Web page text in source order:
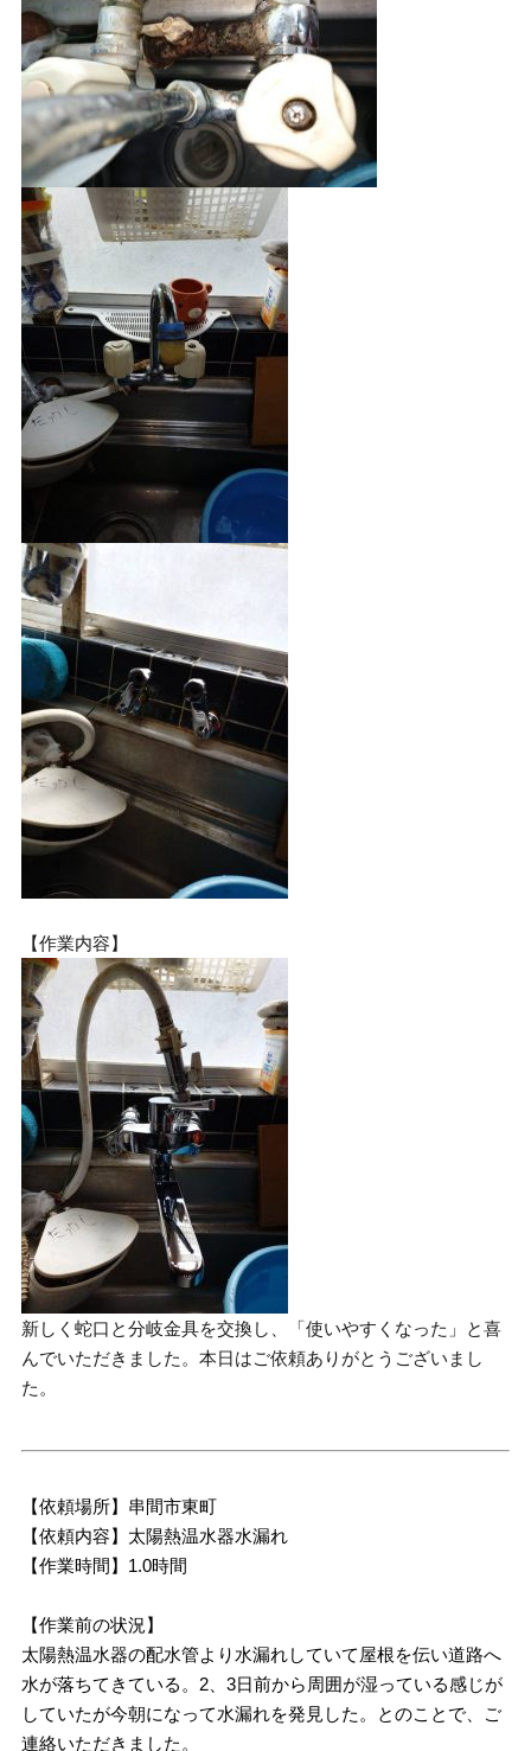
【作業内容】
新しく蛇口と分岐金具を交換し、「使いやすくなった」と喜
んでいただきました。本日はご依頼ありがとうございまし
た。
【依頼場所】串間市東町
【依頼内容】太陽熱温水器水漏れ
【作業時間】1.0時間
【作業前の状況】
太陽熱温水器の配水管より水漏れしていて屋根を伝い道路へ
水が落ちてきている。2、3日前から周囲が湿っている感じが
していたが今朝になって水漏れを発見した。とのことで、ご
連絡いただきました。